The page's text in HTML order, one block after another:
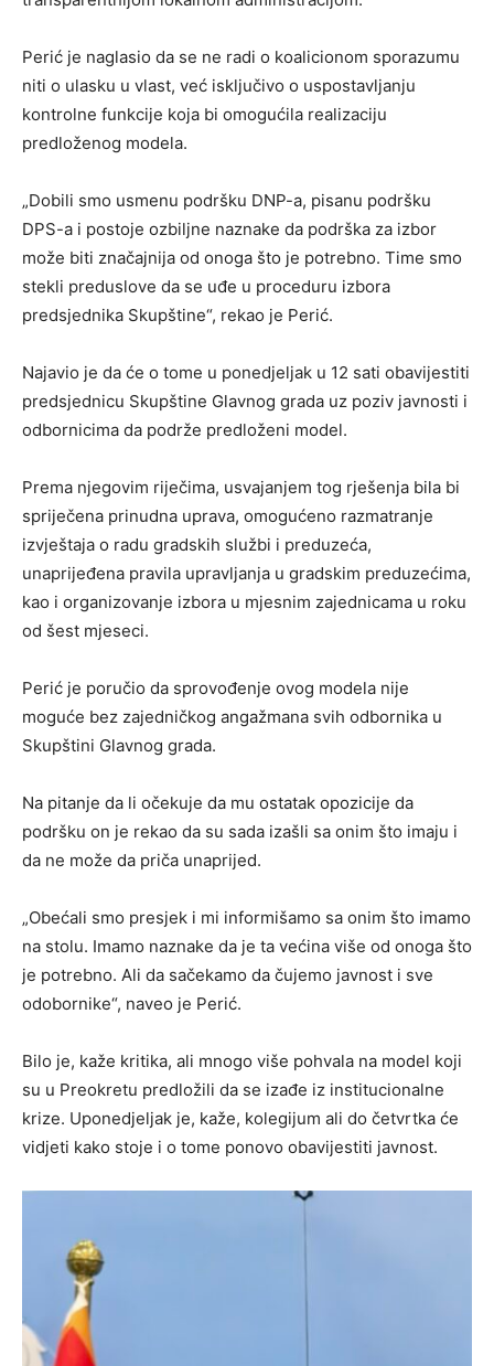
Perić je naglasio da se ne radi o koalicionom sporazumu
niti o ulasku u vlast, već isključivo o uspostavljanju
kontrolne funkcije koja bi omogućila realizaciju
predloženog modela.
„Dobili smo usmenu podršku DNP-a, pisanu podršku
DPS-a i postoje ozbiljne naznake da podrška za izbor
može biti značajnija od onoga što je potrebno. Time smo
stekli preduslove da se uđe u proceduru izbora
predsjednika Skupštine“, rekao je Perić.
Najavio je da će o tome u ponedjeljak u 12 sati obavijestiti
predsjednicu Skupštine Glavnog grada uz poziv javnosti i
odbornicima da podrže predloženi model.
Prema njegovim riječima, usvajanjem tog rješenja bila bi
spriječena prinudna uprava, omogućeno razmatranje
izvještaja o radu gradskih službi i preduzeća,
unaprijeđena pravila upravljanja u gradskim preduzećima,
kao i organizovanje izbora u mjesnim zajednicama u roku
od šest mjeseci.
Perić je poručio da sprovođenje ovog modela nije
moguće bez zajedničkog angažmana svih odbornika u
Skupštini Glavnog grada.
Na pitanje da li očekuje da mu ostatak opozicije da
podršku on je rekao da su sada izašli sa onim što imaju i
da ne može da priča unaprijed.
„Obećali smo presjek i mi informišamo sa onim što imamo
na stolu. Imamo naznake da je ta većina više od onoga što
je potrebno. Ali da sačekamo da čujemo javnost i sve
odobornike“, naveo je Perić.
Bilo je, kaže kritika, ali mnogo više pohvala na model koji
su u Preokretu predložili da se izađe iz institucionalne
krize. Uponedjeljak je, kaže, kolegijum ali do četvrtka će
vidjeti kako stoje i o tome ponovo obavijestiti javnost.